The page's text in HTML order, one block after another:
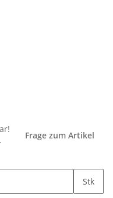
Frage zum Artikel
Stk